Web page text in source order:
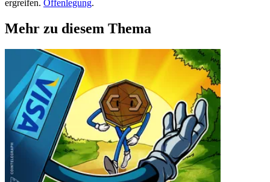
ergreifen. Offenlegung.
Mehr zu diesem Thema